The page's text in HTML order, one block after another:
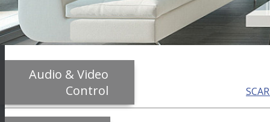
Audio & Video
Control